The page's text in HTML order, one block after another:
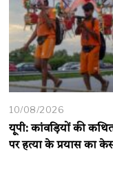
10/08/2026
यूपी: कांवड़ियों की
पर हत्या के प्रयास का